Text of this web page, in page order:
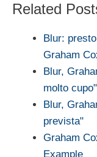
Related
Blur:
Graham
Blur,
molto cupo"
Blur,
prevista"
Graham
Example